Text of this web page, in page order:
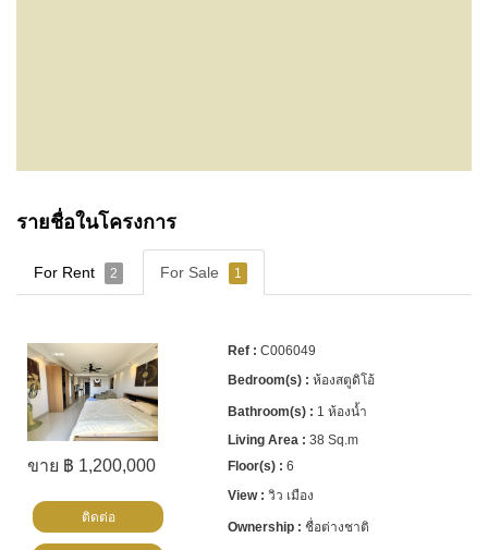
รายชื่อในโครงการ
For Rent 2 For Sale 1
ขาย ฿ 1,200,000
C006049
ห้องสตูดิโอ้
1 ห้องน้ำ
38 Sq.m
6
วิว เมือง
ชื่อต่างชาติ
ติดต่อ